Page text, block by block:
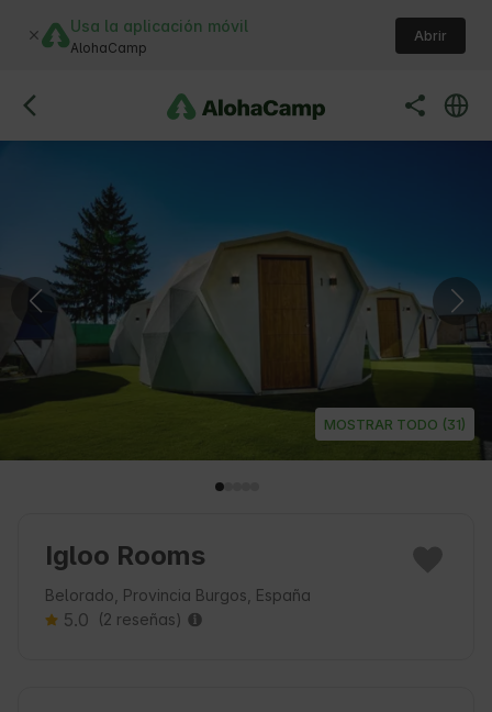
Usa la aplicación móvil
AlohaCamp
Abrir
MOSTRAR TODO (31)
Igloo Rooms
Belorado, Provincia Burgos, España
5.0 (2 reseñas)